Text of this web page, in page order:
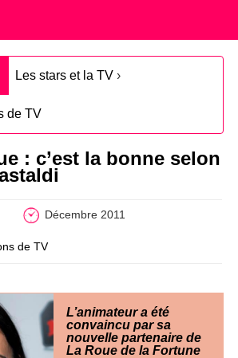
Les stars et la TV ›
de TV
: c’est la bonne selon
Décembre 2011
de TV
L’animateur a été
convaincu par sa
nouvelle partenaire de
La Roue de la Fortune